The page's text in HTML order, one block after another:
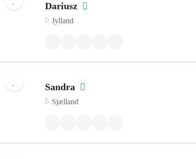
Dariusz
Jylland
Sandra
Sjælland